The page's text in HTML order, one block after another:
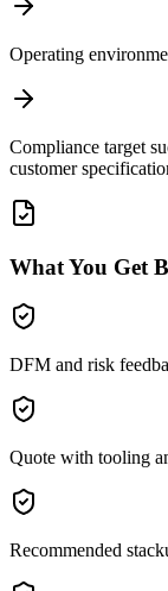
Operating
Compliance target
customer
What You Get
DFM and risk
Quote with tooling
Recommended